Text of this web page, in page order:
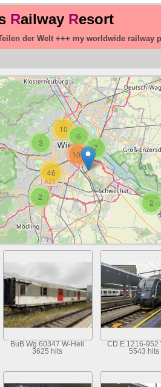
Railway Resort
der Welt +++ my worldwide railway
10
2
3
6
46
7
106
2
BuB Wg 60347 W-Heil
3625 hits
CD E 1216-952
5543 hits